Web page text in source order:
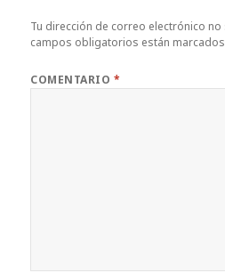
Tu dirección de correo electrónico
campos obligatorios están
COMENTARIO *